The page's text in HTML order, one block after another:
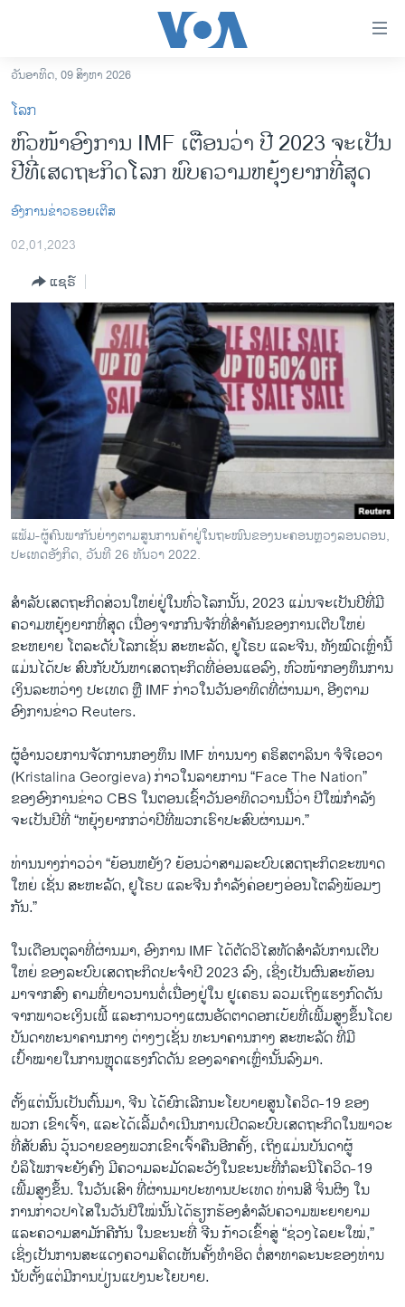
ເຂົ້າ
ຫາ
ຂ້າມ
ຂ້າມ
ຂ້າມ
ຫາ
ຊອກ
ຄົ້ນ
ລາວ
ອາເມຣິກາ
ຂ່າວ​ຈີນ
ໂລກ
ເອເຊຍ
ອິດສະຫຼະພາບດ້ານການຂ່າວ
ຊີວິດຊາວລາວ
ຊຸມຊົນຊາວລາວ
ວິທະຍາສາດ-ເທັກໂນໂລຈີ
ທຸລະກິດ
ພາສາອັງກິດ
ວີດີໂອ
ສຽງ
ລາຍງານ
ຕິດຕາມພວກເຮົາ ທີ່
ພາສາຕ່າງໆ
ວັນອາທິດ, 09 ສິງຫາ 2026
ໂລກ
ຫົວໜ້າອົງການ IMF ເຕືອນວ່າ ປີ 2023 ຈະເປັນ
ປີທີ່ເສດຖະກິດໂລກ ພົບຄວາມຫຍຸ້ງຍາກທີ່ສຸດ
ອົງການຂ່າວຣອຍເຕີສ
02,01,2023
ແຊຣ໌
ແຟ້ມ-ຜູ້ຄົນພາກັນຍ່າງຕາມສູນການຄ້າຢູ່ໃນຖະໜົນຂອງນະຄອນຫຼວງລອນດອນ,
ປະເທດອັງກິດ, ວັນທີ 26 ທັນວາ 2022.
ສໍາລັບເສດຖະກິດສ່ວນໃຫຍ່ຢູ່ໃນທົ່ວໂລກນັ້ນ, 2023 ແມ່ນ​ຈະ​ເປັນປີທີ່ມີ
ຄວາມຫຍຸ້ງຍາກທີ່ສຸດ ເນື່ອງຈາກກົນຈັກທີ່ສໍາຄັນຂອງການເຕີບໃຫຍ່
ຂະຫຍາຍ ໂຕລະດັບໂລກເຊັ່ນ ສະຫະລັດ, ຢູໂຣບ ແລະຈີນ, ທັງໝົດເຫຼົ່ານີ້
ແມ່ນໄດ້ປະ ສົບກັບບັນຫາເສດຖະກິດທີ່ອ່ອນແອລົງ, ຫົວໜ້າກອງທຶນການ
ເງິນລະຫວ່າງ ປະເທດ ຫຼື IMF ກ່າວໃນວັນອາທິດທີ່ຜ່ານມາ, ອີງຕາມ
ອົງການຂ່າວ Reuters.
ຜູ້​ອຳ​ນວຍ​ການຈັດການກອງທຶນ IMF ທ່ານນາງ ຄຣິສຕາລິນາ ຈໍຈີເອວາ
(Kristalina Georgieva) ກ່າວໃນລາຍການ “Face The Nation”
ຂອງອົງການຂ່າວ CBS ໃນຕອນເຊົ້າວັນອາທິດວານນີ້ວ່າ ປີໃໝ່ກໍາລັງ
ຈະເປັນປີທີ່ “ຫຍຸ້ງຍາກກວ່າປີທີ່ພວກເຮົາປະສົບຜ່ານມາ.”
ທ່ານນາງກ່າວວ່າ “ຍ້ອນຫຍັງ? ຍ້ອນວ່າສາມລະບົບເສດຖະກິດຂະໜາດ
ໃຫຍ່ ເຊັ່ນ ສະຫະລັດ, ຢູໂຣບ ແລະຈີນ ກໍາລັງຄ່ອຍໆອ່ອນໂຕລົງພ້ອມໆ
ກັນ.”
ໃນເດືອນຕຸລາທີ່ຜ່ານມາ, ອົງການ IMF ໄດ້ຕັດວິໄສທັດສໍາລັບການເຕີບ
ໃຫຍ່ ຂອງລະບົບເສດຖະກິດປະຈໍາປີ 2023 ລົງ, ເຊິ່ງເປັນຜົນສະທ້ອນ
ມາຈາກສົງ ຄາມທີ່ຍາວນານຕໍ່ເນື່ອງຢູ່ໃນ ຢູເຄຣນ ລວມເຖິງແຮງກົດດັນ
ຈາກພາວະເງິນເຟີ້ ແລະການວາງແຜນອັດຕາດອກເບ້ຍທີ່ເພີ້ມສູງຂຶ້ນໂດຍ
ບັນດາທະນາຄານກາງ ຕ່າງໆເຊັ່ນ ທະນາຄານກາງ ສະຫະລັດ ທີ່ມີ
ເປົ້າໝາຍໃນການຫຼຸດແຮງກົດດັນ ຂອງລາຄາເຫຼົ່ານັ້ນລົງມາ.
ຕັ້ງແຕ່ນັ້ນເປັນຕົ້ນມາ, ຈີນ ໄດ້ຍົກເລີກນະໂຍບາຍສູນໂຄວິດ-19 ຂອງ
ພວກ ເຂົາເຈົ້າ, ແລະໄດ້ເລີ້ມດໍາເນີນການເປີດລະບົບເສດຖະກິດໃນພາວະ
ທີ່ສັບສົນ ວຸ້ນວາຍຂອງພວກເຂົາເຈົ້າຄືນອີກຄັ້ງ, ເຖິງແມ່ນບັນດາຜູ້
ບໍລິໂພກຈະຍັງຄົງ ມີຄວາມລະມັດລະວັງໃນຂະນະທີ່ກໍລະນີໂຄວິດ-19
ເພີ້ມສູງຂຶ້ນ. ໃນວັນເສົາ ທີ່ຜ່ານມາປະທານປະເທດ ທ່ານສີ ຈິ່ນຜິງ ໃນ
ການກ່າວປາໄສໃນວັນປີໃໝ່ນັ້ນ​ໄດ້​ຮຽກ​ຮ້ອງສໍາລັບຄວາມພະຍາຍາມ
ແລະຄວາມສາມັກຄີກັນ ໃນຂະນະທີ່ ຈີນ ກ້າວເຂົ້າສູ່ “ຊ່ວງໄລຍະໃໝ່,”
ເຊິ່ງເປັນການສະແດງຄວາມຄິດເຫັນຄັ້ງທໍາອິດ ຕໍ່ສາທາລະນະຂອງທ່ານ
ນັບຕັ້ງແຕ່ມີການປ່ຽນແປງນະໂຍບາຍ.